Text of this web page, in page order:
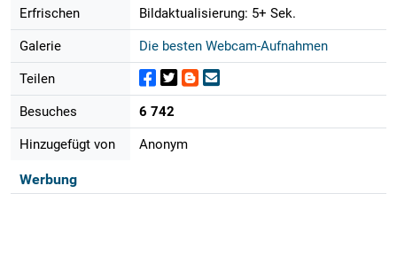
Erfrischen Bildaktualisierung: 5+ Sek.
Galerie Die besten Webcam-Aufnahmen
Teilen
Besuches 6 742
Hinzugefügt von Anonym
Werbung